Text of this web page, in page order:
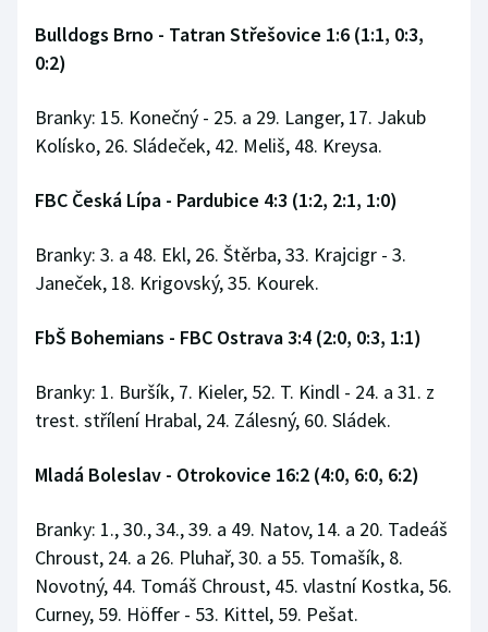
Triatlon
Veslování
Ostatní
Bulldogs Brno - Tatran Střešovice 1:6 (1:1, 0:3,
0:2)
Branky: 15. Konečný - 25. a 29. Langer, 17. Jakub
Kolísko, 26. Sládeček, 42. Meliš, 48. Kreysa.
FBC Česká Lípa - Pardubice 4:3 (1:2, 2:1, 1:0)
Branky: 3. a 48. Ekl, 26. Štěrba, 33. Krajcigr - 3.
Janeček, 18. Krigovský, 35. Kourek.
FbŠ Bohemians - FBC Ostrava 3:4 (2:0, 0:3, 1:1)
Branky: 1. Buršík, 7. Kieler, 52. T. Kindl - 24. a 31. z
trest. střílení Hrabal, 24. Zálesný, 60. Sládek.
Mladá Boleslav - Otrokovice 16:2 (4:0, 6:0, 6:2)
Branky: 1., 30., 34., 39. a 49. Natov, 14. a 20. Tadeáš
Chroust, 24. a 26. Pluhař, 30. a 55. Tomašík, 8.
Novotný, 44. Tomáš Chroust, 45. vlastní Kostka, 56.
Curney, 59. Höffer - 53. Kittel, 59. Pešat.